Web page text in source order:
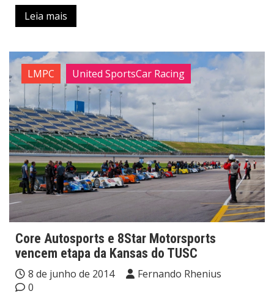
Leia mais
LMPC United SportsCar Racing
Core Autosports e 8Star Motorsports
vencem etapa da Kansas do TUSC
8 de junho de 2014
Fernando Rhenius
0